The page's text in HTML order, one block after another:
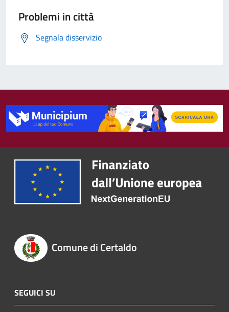
Problemi in città
Segnala disservizio
Comune di Certaldo
SEGUICI SU